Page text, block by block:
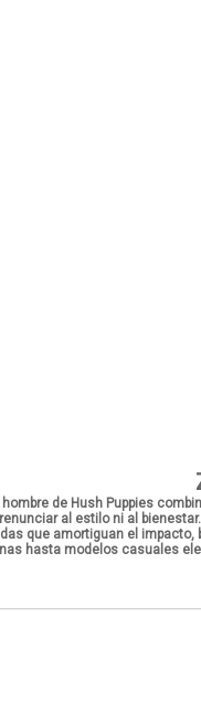
de Hush Puppies
al estilo ni al
que amortiguan el
hasta modelos casuales